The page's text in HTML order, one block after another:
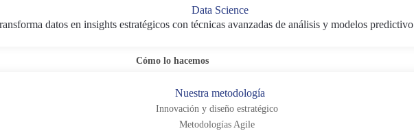
Data Science
datos en insights estratégicos con técnicas avanzadas de análisis y modelos predictivo
Cómo lo hacemos
Nuestra metodología
Innovación y diseño estratégico
Metodologías Agile